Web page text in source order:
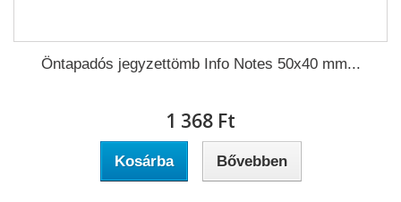
Öntapadós jegyzettömb Info Notes 50x40 mm...
1 368 Ft‎
Kosárba Bővebben